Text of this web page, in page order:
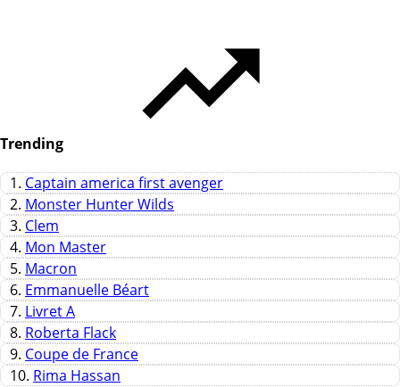
Trending
1. Captain america first avenger
2. Monster Hunter Wilds
3. Clem
4. Mon Master
5. Macron
6. Emmanuelle Béart
7. Livret A
8. Roberta Flack
9. Coupe de France
10. Rima Hassan